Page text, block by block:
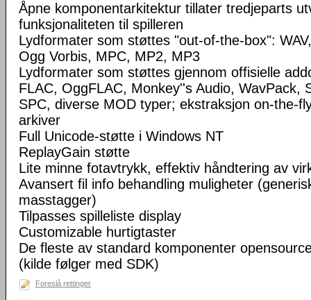
Åpne komponentarkitektur tillater tredjeparts
funksjonaliteten til spilleren
Lydformater som støttes "out-of-the-box":
Ogg Vorbis, MPC, MP2, MP3
Lydformater som støttes gjennom offisielle
FLAC, OggFLAC, Monkey''s Audio, WavPack,
SPC, diverse MOD typer; ekstraksjon on-the-
arkiver
Full Unicode-støtte i Windows NT
ReplayGain støtte
Lite minne fotavtrykk, effektiv håndtering av
Avansert fil info behandling muligheter
masstagger)
Tilpasses spilleliste display
Customizable hurtigtaster
De fleste av standard komponenter
(kilde følger med SDK)
Foreslå rettinger